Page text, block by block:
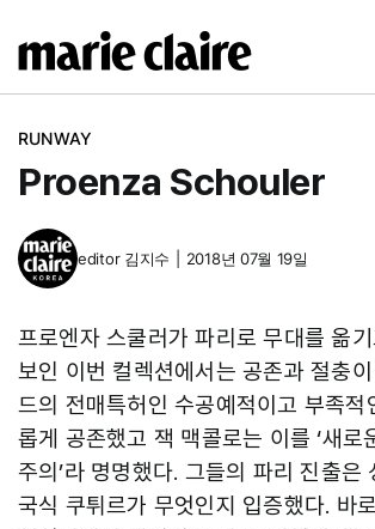
텐
RUNWAY
Proenza Schouler
editor 김지수 2018년 07월 19일
프로엔자 스쿨러가 파리로 무대를 옮
보인 이번 컬렉션에서는 공존과 절충
드의 전매특허인 수공예적이고 부족적
롭게 공존했고 잭 맥콜로는 이를 ‘새로
주의’라 명명했다. 그들의 파리 진출은
국식 쿠튀르가 무엇인지 입증했다. 바